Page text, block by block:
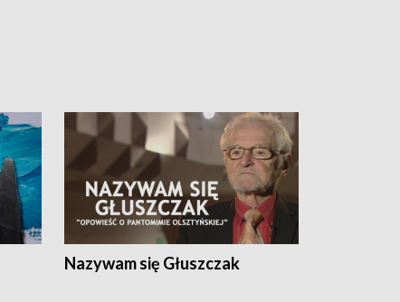
Nazywam się Głuszczak